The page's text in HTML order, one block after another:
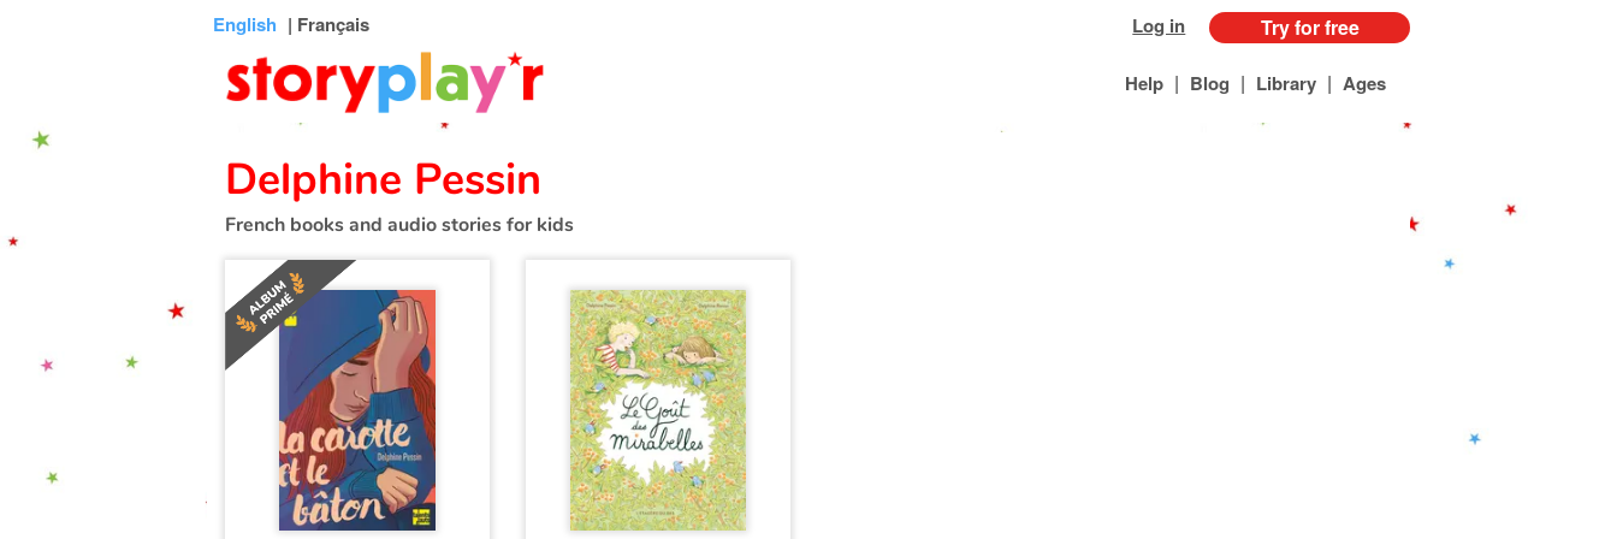
English | Français Log in Try for free
Help | Blog | Library | Ages
Delphine Pessin
French books and audio stories for kids